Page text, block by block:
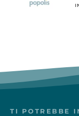
TI POTREBBE